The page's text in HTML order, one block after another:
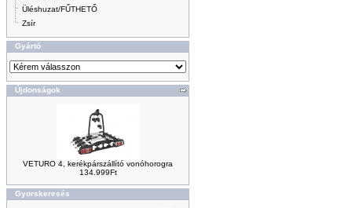
Üléshuzat/FŰTHETŐ
Zsír
Gyártó
Újdonságok
VETURO 4, kerékpárszállító vonóhorogra
134.999Ft
Gyorskeresés